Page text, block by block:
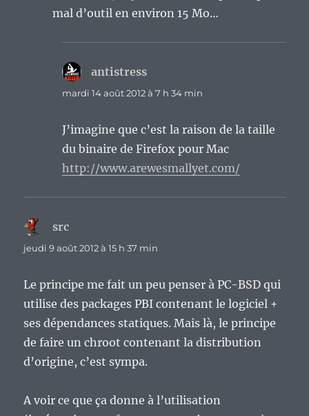
mal d’outil en environ 15 Mo…
antistress
mardi 14 août 2012 à 7 h 34 min
J’imagine que c’est la raison de la taille
du binaire de Firefox pour Mac
http://www.arewesmallyet.com/
src
jeudi 9 août 2012 à 15 h 37 min
Le principe me fait un peu penser à PC-BSD qui
utilise des packages PBI contenant le logiciel +
ses dépendances statiques. Mais là, le principe
de faire un chroot contenant la distribution
d’origine, c’est sympa.
A voir ce que ça donne à l’utilisation